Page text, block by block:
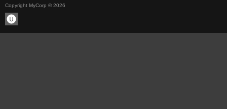
Copyright MyCorp © 2026